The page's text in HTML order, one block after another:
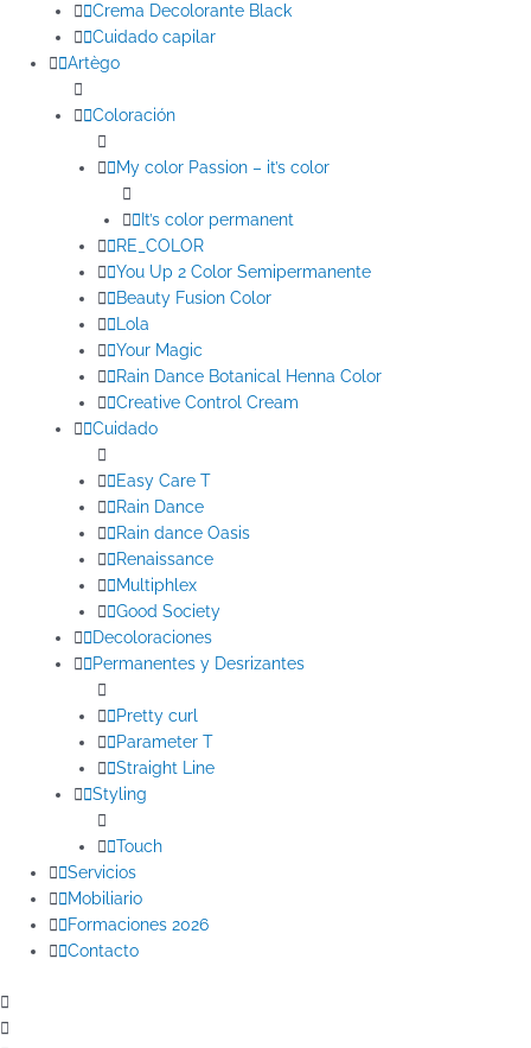
Crema Decolorante Black
Cuidado capilar
Artègo
Coloración
My color Passion – it’s color
It’s color permanent
RE_COLOR
You Up 2 Color Semipermanente
Beauty Fusion Color
Lola
Your Magic
Rain Dance Botanical Henna Color
Creative Control Cream
Cuidado
Easy Care T
Rain Dance
Rain dance Oasis
Renaissance
Multiphlex
Good Society
Decoloraciones
Permanentes y Desrizantes
Pretty curl
Parameter T
Straight Line
Styling
Touch
Servicios
Mobiliario
Formaciones 2026
Contacto